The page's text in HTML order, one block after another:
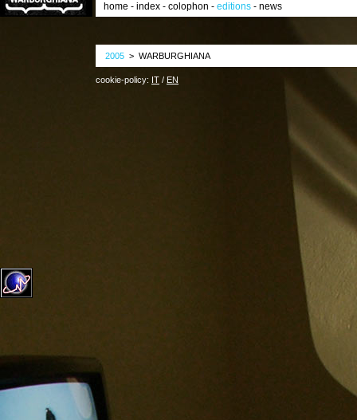
home - index - colophon - editions - news
2005 > WARBURGHIANA
cookie-policy: IT / EN